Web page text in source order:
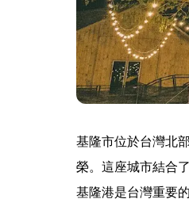
基隆市位於台灣北
榮。這座城市結合
基隆港是台灣重要